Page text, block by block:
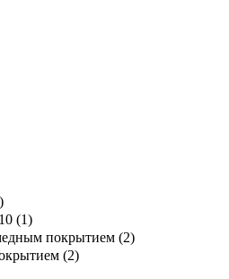
)
(1)
покрытием (2)
(2)